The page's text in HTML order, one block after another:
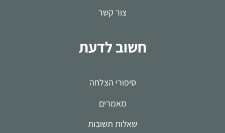
צור קשר
חשוב לדעת
סיפורי הצלחה
מאמרים
שאלות תשובות